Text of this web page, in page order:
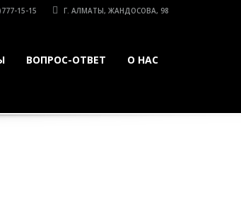
15-15 Г. АЛМАТЫ, ЖАНДОСОВА, 98
ВОПРОС-ОТВЕТ О НАС